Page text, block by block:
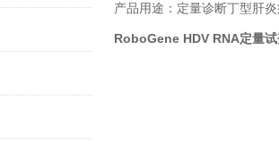
产品用途：定量诊断丁型肝
RoboGene HDV RNA定量